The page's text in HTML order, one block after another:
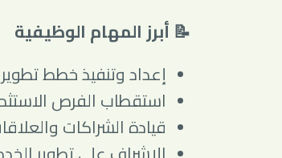
📝 أبرز المهام الوظيفية
إعداد وتنفيذ خطط
استقطاب الفرص
قيادة الشراكات